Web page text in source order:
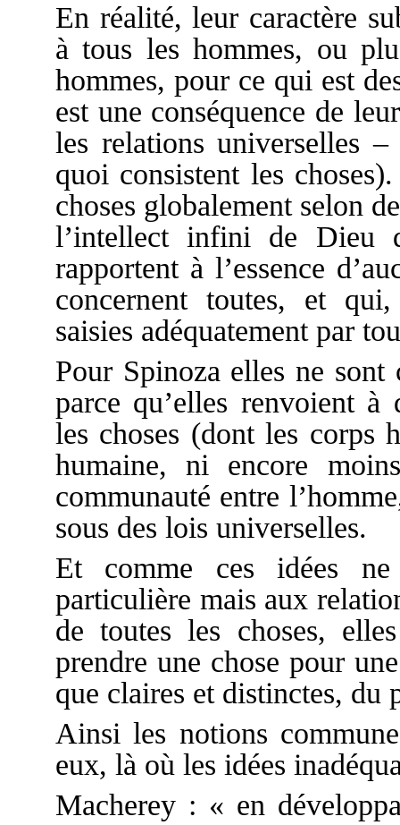
En réalité, leur caractère
à tous les hommes, ou
hommes, pour ce qui est
est une conséquence de
les relations universelles
quoi consistent les
choses globalement selon
l’intellect infini de Dieu
rapportent à l’essence
concernent toutes, et
saisies adéquatement par
Pour Spinoza elles ne sont
parce qu’elles renvoient à
les choses (dont les corps
humaine, ni encore
communauté entre
sous des lois universelles.
Et comme ces idées
particulière mais aux
de toutes les choses,
prendre une chose pour
que claires et distinctes, du
Ainsi les notions
eux, là où les idées
Macherey : « en